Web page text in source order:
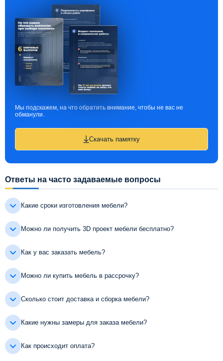
Мы подскажем, на что обратить внимание, чтобы не вас не
обманули.
Скачать памятку
Ответы на часто задаваемые вопросы
Какие сроки изготовления мебели?
Можно ли получить 3D проект мебели бесплатно?
Как у вас заказать мебель?
Можно ли купить мебель в рассрочку?
Сколько стоит доставка и сборка мебели?
Какие нужны замеры для заказа мебели?
Как происходит оплата?